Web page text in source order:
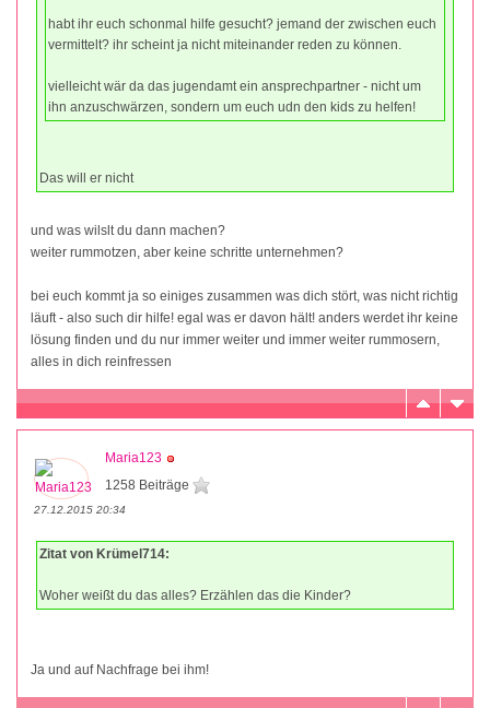
habt ihr euch schonmal hilfe gesucht? jemand der zwischen euch
vermittelt? ihr scheint ja nicht miteinander reden zu können.
vielleicht wär da das jugendamt ein ansprechpartner - nicht um
ihn anzuschwärzen, sondern um euch udn den kids zu helfen!
Das will er nicht
und was wilslt du dann machen?
weiter rummotzen, aber keine schritte unternehmen?
bei euch kommt ja so einiges zusammen was dich stört, was nicht richtig
läuft - also such dir hilfe! egal was er davon hält! anders werdet ihr keine
lösung finden und du nur immer weiter und immer weiter rummosern,
alles in dich reinfressen
Maria123
1258 Beiträge
27.12.2015 20:34
Zitat von Krümel714:
Woher weißt du das alles? Erzählen das die Kinder?
Ja und auf Nachfrage bei ihm!